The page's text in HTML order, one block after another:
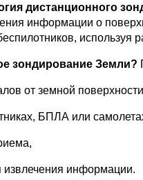
дистанционного
информации о
используя
зондирование Земли?
от земной
БПЛА или
извлечения информации.